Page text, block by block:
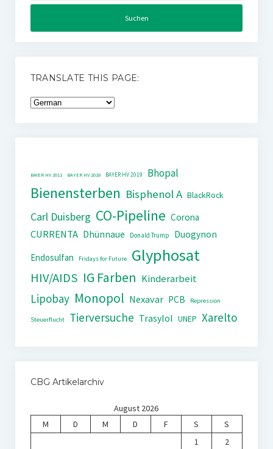
TRANSLATE THIS PAGE:
BAYER HV 2011 BAYER HV 2018 BAYER HV 2019 Bhopal
Bienensterben Bisphenol A BlackRock
Carl Duisberg CO-Pipeline Corona
CURRENTA Dhünnaue Donald Trump
Duogynon
Endosulfan
Fridays for Future Glyphosat
HIV/AIDS IG Farben Kinderarbeit
Lipobay Monopol Nexavar PCB Repression
Steuerflucht Tierversuche Trasylol UNEP Xarelto
CBG Artikelarchiv
August 2026
M
D M D F S
S
1
2